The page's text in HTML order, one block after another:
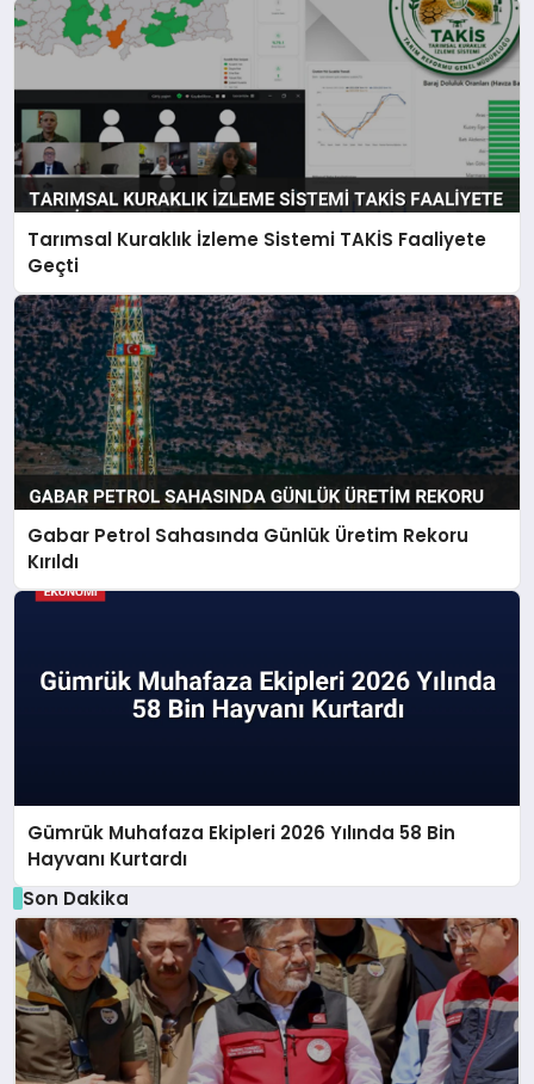
Tarımsal Kuraklık İzleme Sistemi TAKİS Faaliyete
Geçti
Gabar Petrol Sahasında Günlük Üretim Rekoru
Kırıldı
Gümrük Muhafaza Ekipleri 2026 Yılında 58 Bin
Hayvanı Kurtardı
Son Dakika